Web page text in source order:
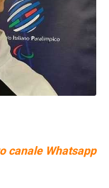
canale Whatsapp